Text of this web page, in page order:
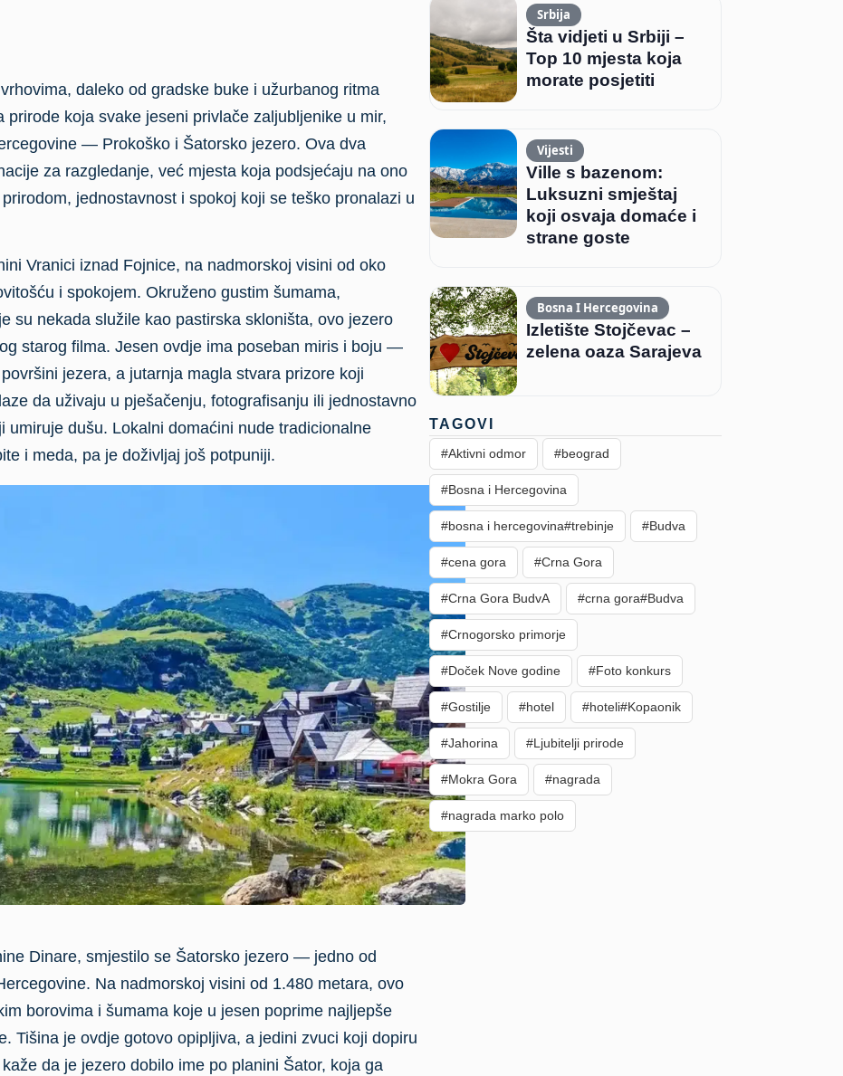
daleko od gradske buke i užurbanog ritma
koja svake jeseni privlače zaljubljenike u mir,
— Prokoško i Šatorsko jezero. Ova dva
za razgledanje, već mjesta koja podsjećaju na ono
jednostavnost i spokoj koji se teško pronalazi u
Vranici iznad Fojnice, na nadmorskoj visini od oko
i spokojem. Okruženo gustim šumama,
su nekada služile kao pastirska skloništa, ovo jezero
starog filma. Jesen ovdje ima poseban miris i boju —
jezera, a jutarnja magla stvara prizore koji
da uživaju u pješačenju, fotografisanju ili jednostavno
umiruje dušu. Lokalni domaćini nude tradicionalne
i meda, pa je doživljaj još potpuniji.
Dinare, smjestilo se Šatorsko jezero — jedno od
Na nadmorskoj visini od 1.480 metara, ovo
borovima i šumama koje u jesen poprime najljepše
Tišina je ovdje gotovo opipljiva, a jedini zvuci koji dopiru
da je jezero dobilo ime po planini Šator, koja ga
Srbija
Šta vidjeti u Srbiji –
Top 10 mjesta koja
morate posjetiti
Vijesti
Ville s bazenom:
Luksuzni smještaj
koji osvaja domaće i
strane goste
Bosna I Hercegovina
Izletište Stojčevac –
zelena oaza Sarajeva
TAGOVI
#Aktivni odmor #beograd
#Bosna i Hercegovina
#bosna i hercegovina#trebinje #Budva
#cena gora #Crna Gora
#Crna Gora BudvA #crna gora#Budva
#Crnogorsko primorje
#Doček Nove godine #Foto konkurs
#Gostilje #hotel #hoteli#Kopaonik
#Jahorina #Ljubitelji prirode
#Mokra Gora #nagrada
#nagrada marko polo